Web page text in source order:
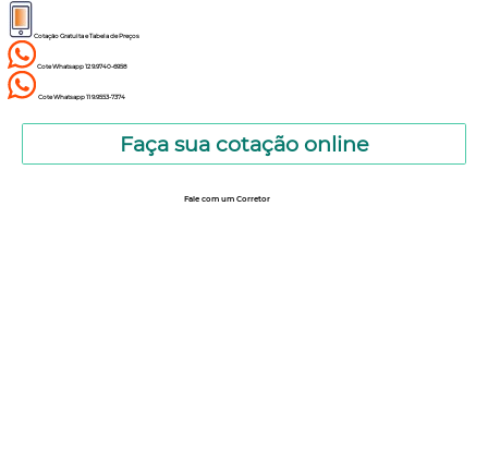
Cotação Gratuita e Tabela de Preços
Cote Whatsapp 12 9.9740-6958
Cote Whatsapp 11 9.9553-7374
Fale com um Corretor
Faça sua cotação online